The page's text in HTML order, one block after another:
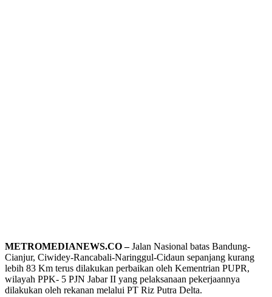
METROMEDIANEWS.CO –Jalan Nasional batas Bandung-
Cianjur, Ciwidey-Rancabali-Naringgul-Cidaun sepanjang kurang
lebih 83 Km terus dilakukan perbaikan oleh Kementrian PUPR,
wilayah PPK- 5 PJN Jabar II yang pelaksanaan pekerjaannya
dilakukan oleh rekanan melalui PT Riz Putra Delta.